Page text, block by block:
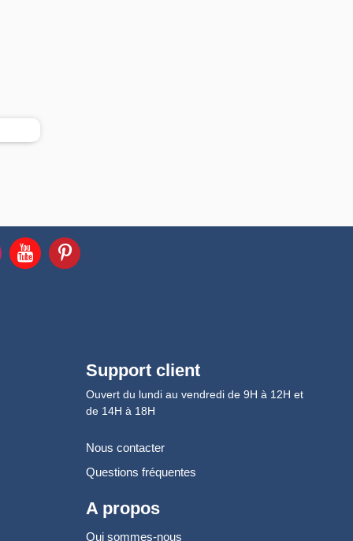
Support client
Ouvert du lundi au vendredi de 9H à 12H et
de 14H à 18H
Nous contacter
Questions fréquentes
A propos
Qui sommes-nous